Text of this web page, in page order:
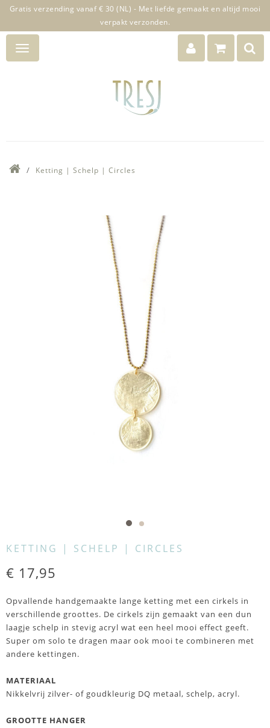
Gratis verzending vanaf € 30 (NL) - Met liefde gemaakt en altijd mooi
verpakt verzonden.
Ketting | Schelp | Circles
KETTING | SCHELP | CIRCLES
€ 17,95
Opvallende handgemaakte lange ketting met een cirkels in
verschillende groottes. De cirkels zijn gemaakt van een dun
laagje schelp in stevig acryl wat een heel mooi effect geeft.
Super om solo te dragen maar ook mooi te combineren met
andere kettingen.
MATERIAAL
Nikkelvrij zilver- of goudkleurig DQ metaal, schelp, acryl.
GROOTTE HANGER